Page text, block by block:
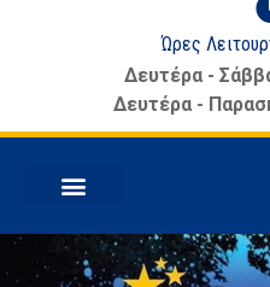
Ώρες
Δευτέρα -
Δευτέρα -